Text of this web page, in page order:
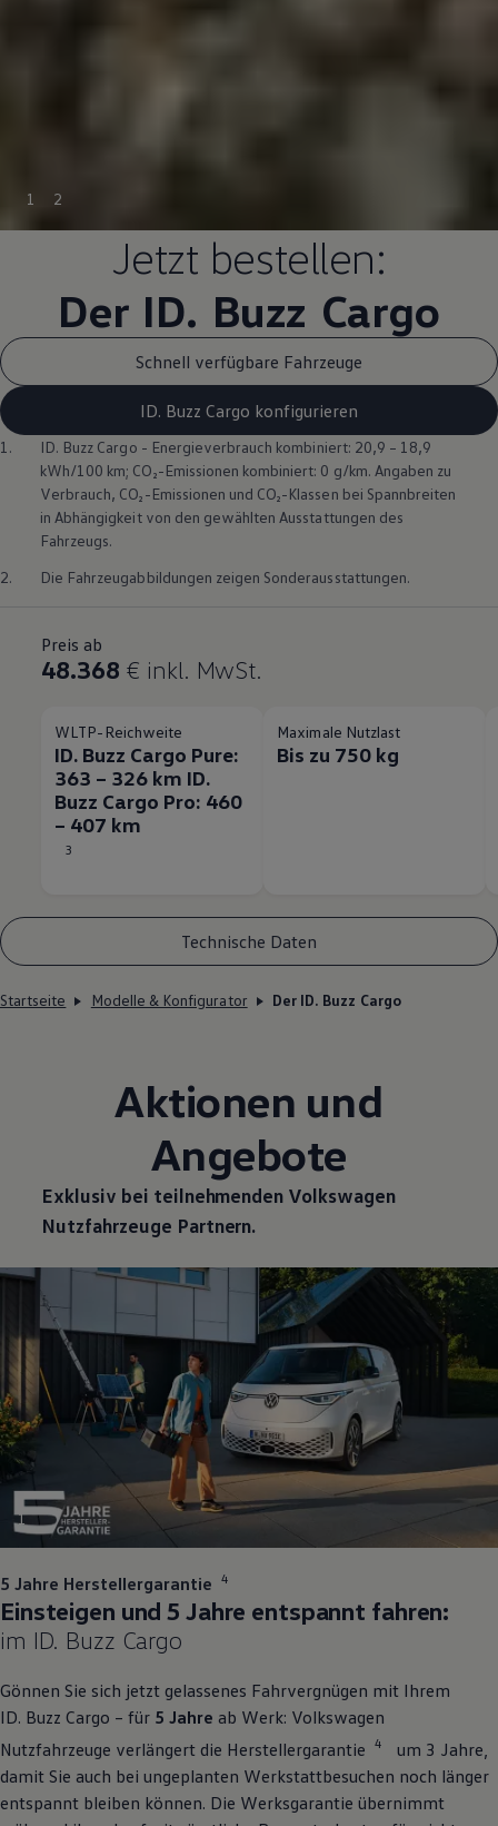
1 2
Jetzt bestellen:
Der ID. Buzz Cargo
Schnell verfügbare Fahrzeuge
ID. Buzz Cargo konfigurieren
1. ID. Buzz Cargo - Energieverbrauch kombiniert: 20,9 – 18,9
kWh/100 km; CO₂-Emissionen kombiniert: 0 g/km. Angaben zu
Verbrauch, CO₂-Emissionen und CO₂-Klassen bei Spannbreiten
in Abhängigkeit von den gewählten Ausstattungen des
Fahrzeugs.
2.
Die Fahrzeugabbildungen zeigen Sonderausstattungen.
Preis ab
48.368 € inkl. MwSt.
WLTP-Reichweite
ID. Buzz Cargo Pure:
363 – 326 km ID.
Buzz Cargo Pro: 460
– 407 km
3
Maximale Nutzlast
Bis zu 750 kg
Technische Daten
Startseite Modelle & Konfigurator Der ID. Buzz Cargo
Aktionen und
Angebote
Exklusiv bei teilnehmenden Volkswagen
Nutzfahrzeuge Partnern.
1
5 Jahre Herstellergarantie 4
Einsteigen und 5 Jahre entspannt fahren:
im ID. Buzz Cargo
Gönnen Sie sich jetzt gelassenes Fahrvergnügen mit Ihrem
ID. Buzz Cargo – für 5 Jahre ab Werk: Volkswagen
Nutzfahrzeuge verlängert die Herstellergarantie 4
um 3 Jahre,
damit Sie auch bei ungeplanten Werkstattbesuchen noch länger
entspannt bleiben können. Die Werksgarantie übernimmt